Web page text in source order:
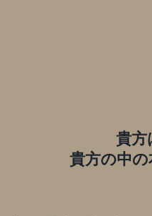
貴方
貴方の中の